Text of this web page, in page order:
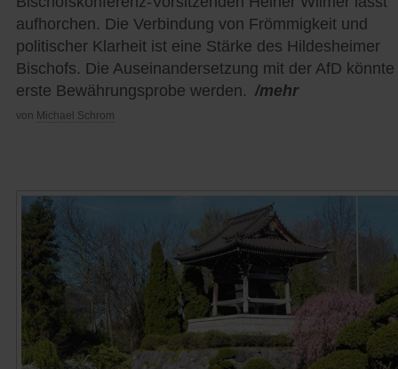
aufhorchen. Die Verbindung von Frömmigkeit und
politischer Klarheit ist eine Stärke des Hildesheimer
Bischofs. Die Auseinandersetzung mit der AfD
erste Bewährungsprobe werden. /mehr
von Michael Schrom